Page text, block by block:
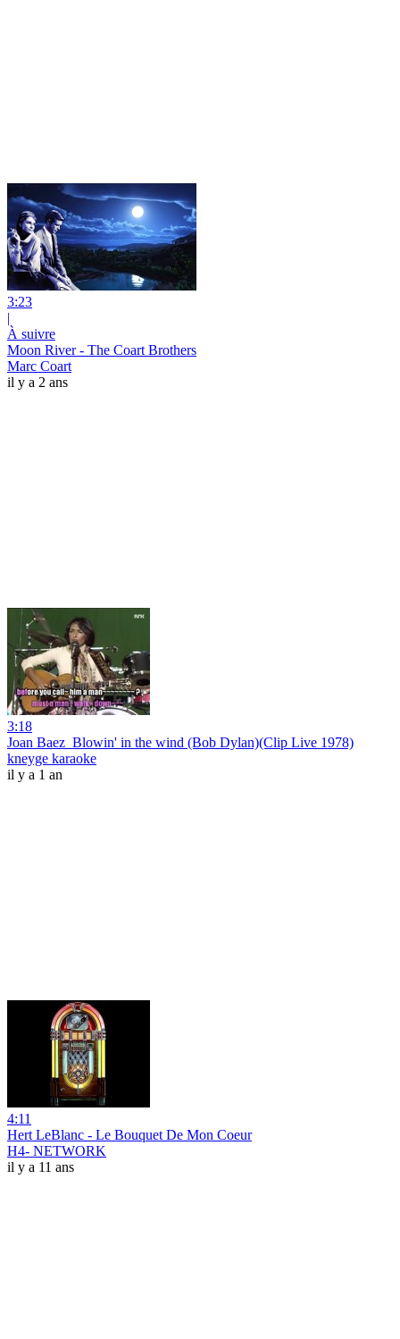
3:23
|
À suivre
Moon River - The Coart Brothers
Marc Coart
il y a 2 ans
3:18
Joan Baez_Blowin' in the wind (Bob Dylan)(Clip Live 1978)
kneyge karaoke
il y a 1 an
4:11
Hert LeBlanc - Le Bouquet De Mon Coeur
H4- NETWORK
il y a 11 ans